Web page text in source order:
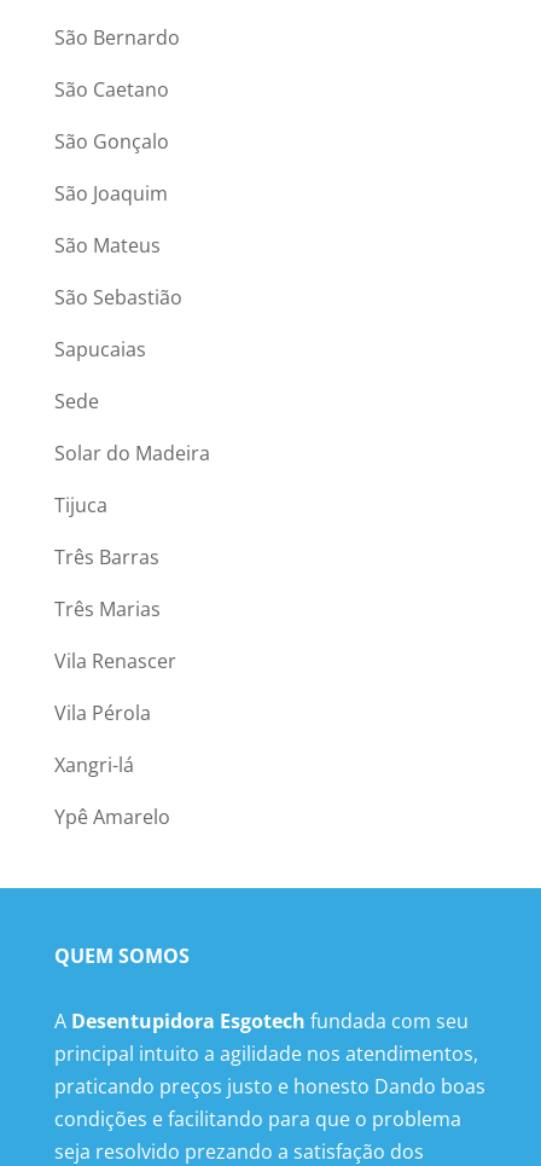
São Bernardo
São Caetano
São Gonçalo
São Joaquim
São Mateus
São Sebastião
Sapucaias
Sede
Solar do Madeira
Tijuca
Três Barras
Três Marias
Vila Renascer
Vila Pérola
Xangri-lá
Ypê Amarelo
QUEM SOMOS
A Desentupidora Esgotech fundada com seu
principal intuito a agilidade nos atendimentos,
praticando preços justo e honesto Dando boas
condições e facilitando para que o problema
seja resolvido prezando a satisfação dos